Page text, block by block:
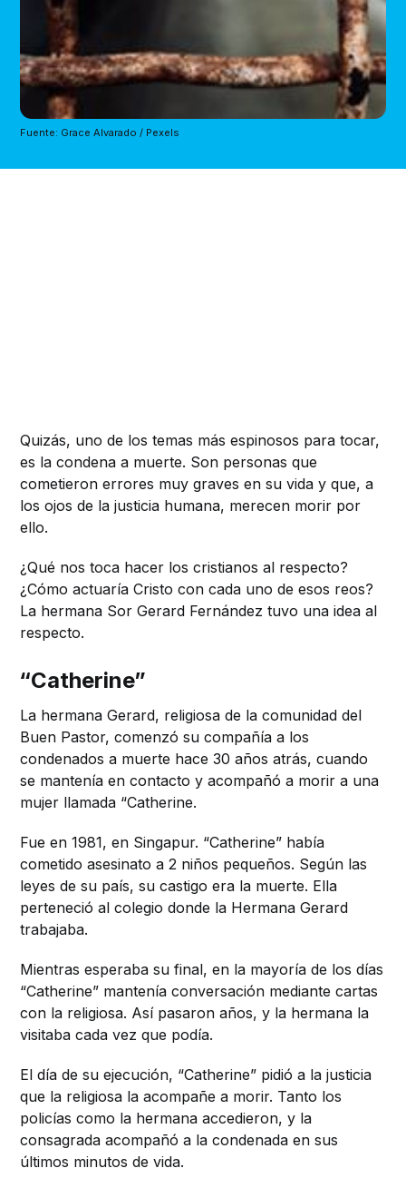
Fuente: Grace Alvarado / Pexels
Quizás, uno de los temas más espinosos para tocar,
es la condena a muerte. Son personas que
cometieron errores muy graves en su vida y que, a
los ojos de la justicia humana, merecen morir por
ello.
¿Qué nos toca hacer los cristianos al respecto?
¿Cómo actuaría Cristo con cada uno de esos reos?
La hermana Sor Gerard Fernández tuvo una idea al
respecto.
“Catherine”
La hermana Gerard, religiosa de la comunidad del
Buen Pastor, comenzó su compañía a los
condenados a muerte hace 30 años atrás, cuando
se mantenía en contacto y acompañó a morir a una
mujer llamada “Catherine.
Fue en 1981, en Singapur. “Catherine” había
cometido asesinato a 2 niños pequeños. Según las
leyes de su país, su castigo era la muerte. Ella
perteneció al colegio donde la Hermana Gerard
trabajaba.
Mientras esperaba su final, en la mayoría de los días
“Catherine” mantenía conversación mediante cartas
con la religiosa. Así pasaron años, y la hermana la
visitaba cada vez que podía.
El día de su ejecución, “Catherine” pidió a la justicia
que la religiosa la acompañe a morir. Tanto los
policías como la hermana accedieron, y la
consagrada acompañó a la condenada en sus
últimos minutos de vida.